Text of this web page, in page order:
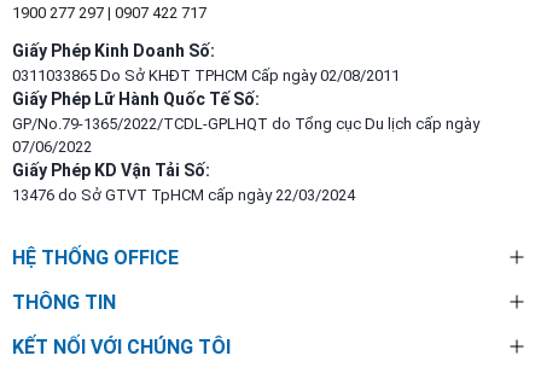
1900 277 297 | 0907 422 717
Giấy Phép Kinh Doanh Số:
0311033865 Do Sở KHĐT TPHCM Cấp ngày 02/08/2011
Giấy Phép Lữ Hành Quốc Tế Số:
GP/No.79-1365/2022/TCDL-GPLHQT do Tổng cục Du lịch cấp ngày
07/06/2022
Giấy Phép KD Vận Tải Số:
13476 do Sở GTVT TpHCM cấp ngày 22/03/2024
HỆ THỐNG OFFICE
THÔNG TIN
KẾT NỐI VỚI CHÚNG TÔI